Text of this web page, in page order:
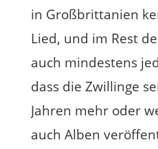
in Großbrittanien
Lied, und im Rest
auch mindestens
dass die Zwillinge
Jahren mehr oder
auch Alben